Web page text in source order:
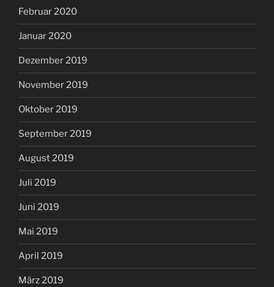
Februar 2020
Januar 2020
Dezember 2019
November 2019
Oktober 2019
September 2019
August 2019
Juli 2019
Juni 2019
Mai 2019
April 2019
März 2019